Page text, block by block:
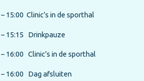
15:00 Clinic’s in de sporthal
– 15:15 Drinkpauze
– 16:00 Clinic’s in de sporthal
– 16:00 Dag afsluiten